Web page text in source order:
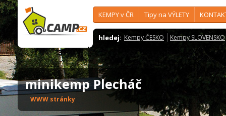
KEMPY v ČR Tipy na VÝLETY
hledej: Kempy ČESKO Kempy SLOVENSKO
minikemp Plecháč
WWW stránky